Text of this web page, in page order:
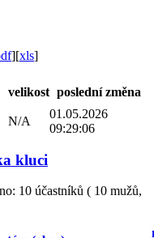
][xls]
velikost poslední změna
N/A
01.05.2026
09:29:06
kluci
10 účastníků ( 10 mužů,